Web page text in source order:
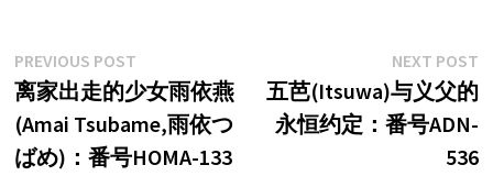
文
章
导
PREVIOUS POSTPrevious
post:
离家出走的少女雨依燕
(Amai Tsubame,雨依つ
ばめ)：番号HOMA-133
NEXT POST
五芭(Itsuwa)与义父的
永恒约定：番号ADN-
536